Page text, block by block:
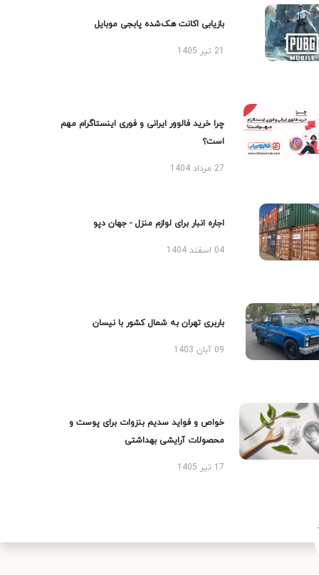
بازیابی اکانت هک‌شده پابجی موبایل
چرا خرید فالوور ایرانی و فوری اینستاگرام مهم
است؟
27 مرداد 1404
اجاره انبار برای لوازم منزل - جهان دپو
04 اسفند 1404
باربری تهران به شمال کشور با نیسان
09 آبان 1403
خواص و فواید سدیم بنزوات برای پوست و
محصولات آرایشی بهداشتی
17 تیر 1405